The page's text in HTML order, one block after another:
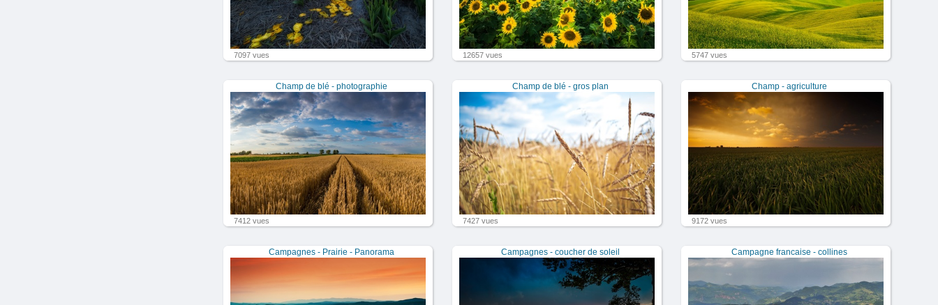
7097 vues 12657 vues 5747 vues
Champ de blé - photographie
7412 vues
Champ de blé - gros plan
7427 vues
Champ - agriculture
9172 vues
Campagnes - Prairie - Panorama Campagnes - coucher de soleil Campagne francaise - collines